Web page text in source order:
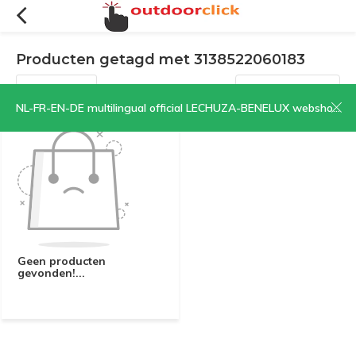
NL-FR-EN-DE multilingual official LECHUZA-BENELUX webshop | CLICK HERE NOW!
Producten getagd met 3138522060183
Filters Sorteren op:
Geen producten
gevonden!...